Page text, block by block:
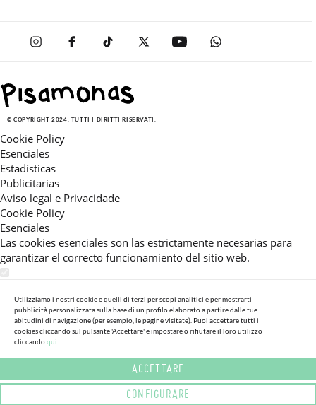
© COPYRIGHT 2024. TUTTI I DIRITTI RISERVATI.
Cookie Policy
Esenciales
Estadísticas
Publicitarias
Aviso legal e Privacidade
Cookie Policy
Esenciales
Las cookies esenciales son las estrictamente necesarias para
garantizar el correcto funcionamiento del sitio web.
Estas cookies nos permiten ofrecerle una experiencia en el sitio
adaptada a su navegación (recomendaciones de producto
personalizadas, énfasis en categorías frecuentemente
consultadas, etc).Al activar esta cookie, nos ayuda a mejorar aún
más su experiencia.
Publicitarias
Estas cookies permiten a nuestros socios publicitarios enviarle
Utilizziamo i nostri cookie e quelli di terzi per scopi analitici e per mostrarti
pubblicità personalizzata sulla base di un profilo elaborato a partire dalle tue
abitudini di navigazione (per esempio, le pagine visitate). Puoi accettare tutti i
cookies cliccando sul pulsante 'Accettare' e impostare o rifiutare il loro utilizzo
cliccandoqui.
ACCETTARE
CONFIGURARE